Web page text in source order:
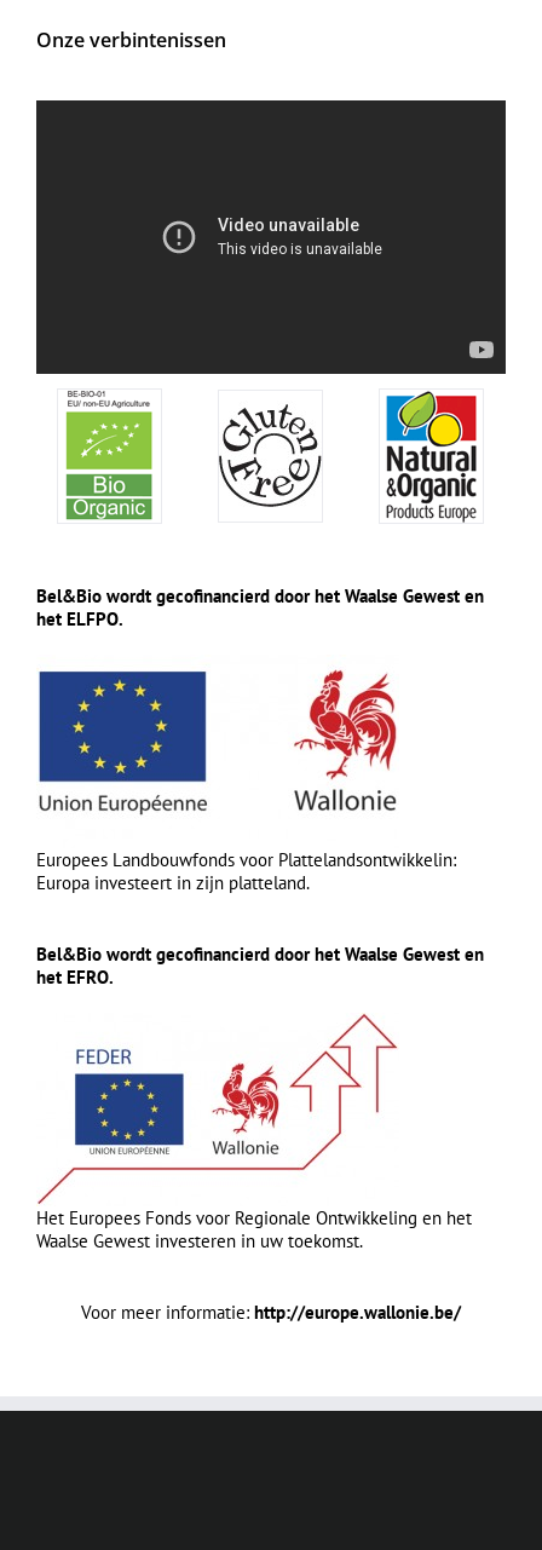
Onze verbintenissen
Bel&Bio wordt gecofinancierd door het Waalse Gewest en
het ELFPO.
Europees Landbouwfonds voor Plattelandsontwikkelin:
Europa investeert in zijn platteland.
Bel&Bio wordt gecofinancierd door het Waalse Gewest en
het EFRO.
Het Europees Fonds voor Regionale Ontwikkeling en het
Waalse Gewest investeren in uw toekomst.
Voor meer informatie: http://europe.wallonie.be/